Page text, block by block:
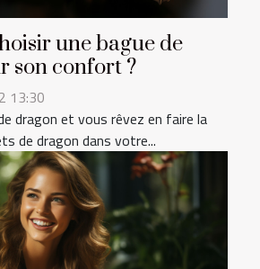
une bague de
son confort ?
13:30
dragon et vous rêvez en faire la
de dragon dans votre...